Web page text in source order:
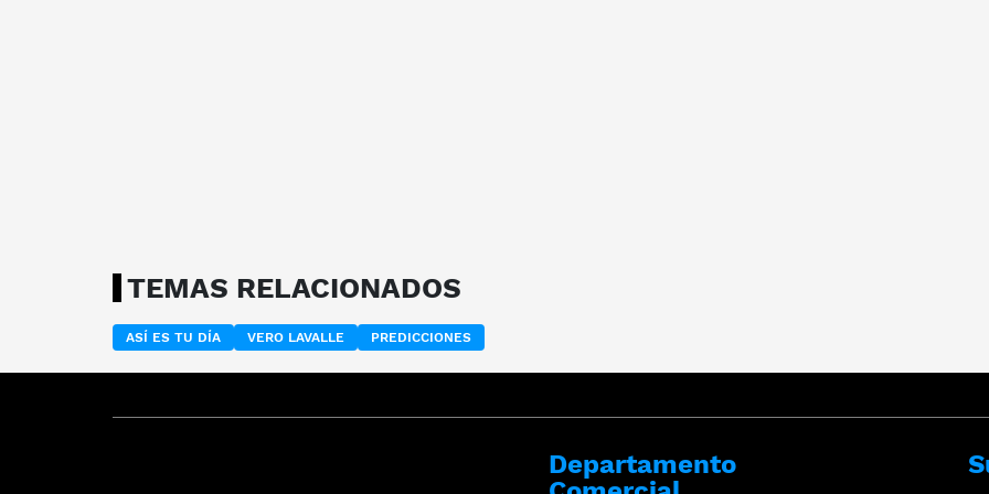
TEMAS RELACIONADOS
ASÍ ES TU DÍA VERO LAVALLE PREDICCIONES
Departamento